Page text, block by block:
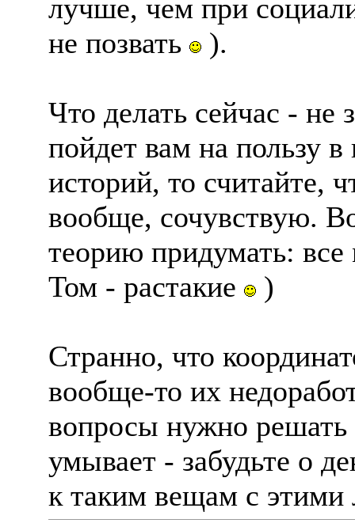
лучше, чем при
не позвать
).
Что делать сейчас - не
пойдет вам на пользу
историй, то считайте,
вообще, сочувствую.
теорию придумать:
Том - растакие
)
Странно, что
вообще-то их
вопросы нужно решать
умывает - забудьте о
к таким вещам с